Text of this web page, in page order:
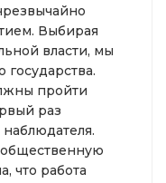
Выбирая
власти, мы
пройти
раз
что работа